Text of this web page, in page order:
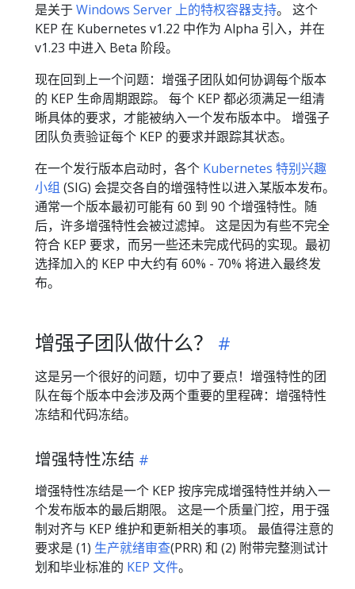
是关于Windows Server 上的特权容器支持。 这个
KEP 在 Kubernetes v1.22 中作为 Alpha 引入，并在
v1.23 中进入 Beta 阶段。
现在回到上一个问题：增强子团队如何协调每个版本
的 KEP 生命周期跟踪。 每个 KEP 都必须满足一组清
晰具体的要求，才能被纳入一个发布版本中。 增强子
团队负责验证每个 KEP 的要求并跟踪其状态。
在一个发行版本启动时，各个 Kubernetes 特别兴趣
小组 (SIG) 会提交各自的增强特性以进入某版本发布。
通常一个版本最初可能有 60 到 90 个增强特性。随
后，许多增强特性会被过滤掉。 这是因为有些不完全
符合 KEP 要求，而另一些还未完成代码的实现。最初
选择加入的 KEP 中大约有 60% - 70% 将进入最终发
布。
增强子团队做什么？
这是另一个很好的问题，切中了要点！增强特性的团
队在每个版本中会涉及两个重要的里程碑：增强特性
冻结和代码冻结。
增强特性冻结
增强特性冻结是一个 KEP 按序完成增强特性并纳入一
个发布版本的最后期限。 这是一个质量门控，用于强
制对齐与 KEP 维护和更新相关的事项。 最值得注意的
要求是 (1) 生产就绪审查(PRR) 和 (2) 附带完整测试计
划和毕业标准的 KEP 文件。